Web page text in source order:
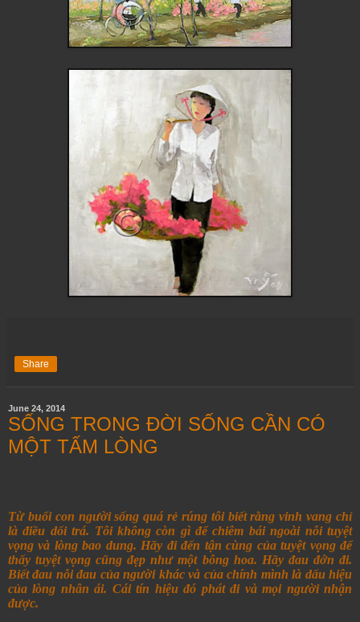
Share
June 24, 2014
SỐNG TRONG ĐỜI SỐNG CẦN CÓ
MỘT TẤM LÒNG
Từ buổi con người sống quá rẻ rúng tôi biết rằng vinh vang chỉ
là điều dối trá. Tôi không còn gì để chiêm bái ngoài nỗi tuyệt
vọng và lòng bao dung. Hãy đi đến tận cùng của tuyệt vọng để
thấy tuyệt vọng cũng đẹp như một bông hoa. Hãy đau đớn đi.
Biết đau nỗi đau của người khác và của chính mình là dấu hiệu
của lòng nhân ái. Cái tín hiệu đó phát đi và mọi người nhận
được.